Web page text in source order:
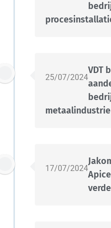
25/07/2024
VDT
metaalindustrie
17/07/2024